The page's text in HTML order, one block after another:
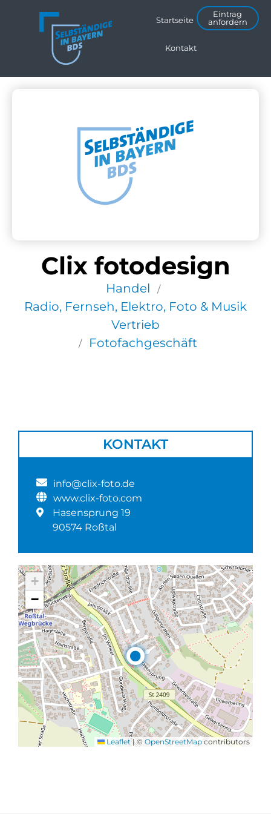
Startseite
Kontakt
Eintrag
anfordern
Clix fotodesign
Handel /
Radio, Fernseh, Elektro, Foto & Musik
Vertrieb
/ Fotofachgeschäft
KONTAKT
info@clix-foto.de
www.clix-foto.com
Hasensprung 19
90574 Roßtal
+
−
Leaflet |© OpenStreetMap contributors